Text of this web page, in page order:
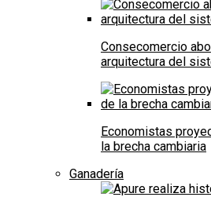
Consecomercio
arquitectura del
Economistas
la brecha cambiaria
Ganadería